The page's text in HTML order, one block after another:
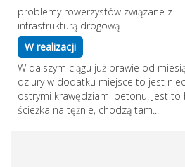
problemy rowerzystów związane z
infrastrukturą drogową
W realizacji
W dalszym ciągu już prawie od
dziury w dodatku miejsce to jest
ostrymi krawędziami betonu. Jest
ścieżka na tężnie, chodzą tam...